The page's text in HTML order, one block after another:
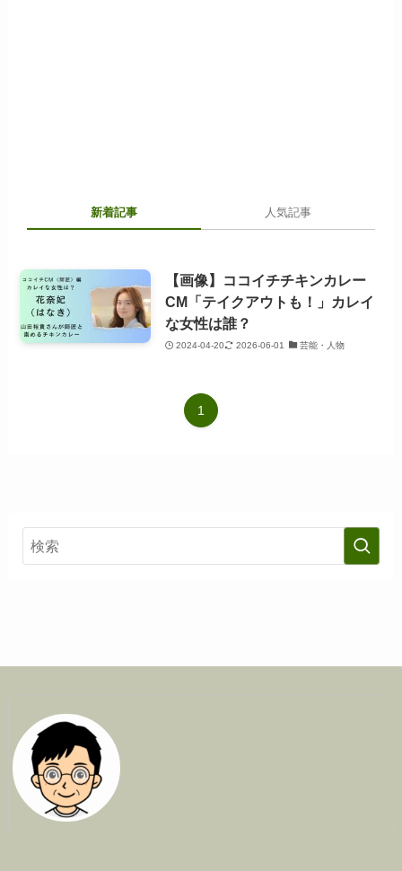
新着記事 人気記事
【画像】ココイチチキンカレー
CM「テイクアウトも！」カレイ
な女性は誰？
2024-04-20 2026-06-01 芸能・人物
1